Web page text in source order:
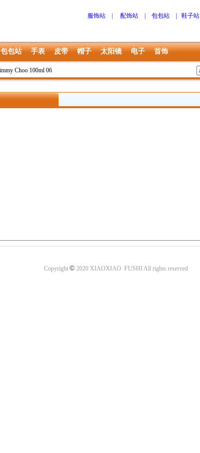
服饰站 配饰站 包包站 鞋子站
包包站 手表 皮带 帽子 太阳镜 电子 首饰
Choo 100ml 06
Copyright ©2020 XIAOXIAO FUSHI All rights reserved